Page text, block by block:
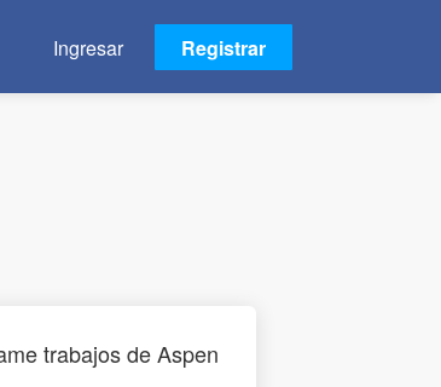
Ingresar Registrar
trabajos de Aspen